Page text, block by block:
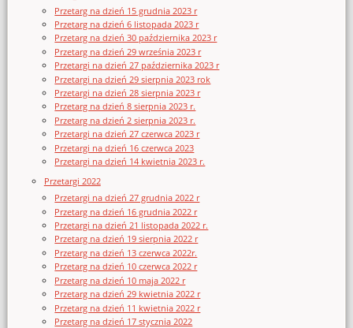
Przetarg na dzień 15 grudnia 2023 r
Przetarg na dzień 6 listopada 2023 r
Przetarg na dzień 30 października 2023 r
Przetarg na dzień 29 września 2023 r
Przetargi na dzień 27 października 2023 r
Przetargi na dzień 29 sierpnia 2023 rok
Przetargi na dzień 28 sierpnia 2023 r
Przetarg na dzień 8 sierpnia 2023 r.
Przetarg na dzień 2 sierpnia 2023 r.
Przetargi na dzień 27 czerwca 2023 r
Przetargi na dzień 16 czerwca 2023
Przetargi na dzień 14 kwietnia 2023 r.
Przetargi 2022
Przetargi na dzień 27 grudnia 2022 r
Przetarg na dzień 16 grudnia 2022 r
Przetargi na dzień 21 listopada 2022 r.
Przetarg na dzień 19 sierpnia 2022 r
Przetarg na dzień 13 czerwca 2022r.
Przetarg na dzień 10 czerwca 2022 r
Przetarg na dzień 10 maja 2022 r
Przetarg na dzień 29 kwietnia 2022 r
Przetarg na dzień 11 kwietnia 2022 r
Przetarg na dzień 17 stycznia 2022